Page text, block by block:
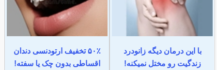
با این درمان دیگه زانودرد
زندگیت رو مختل نمیکنه!
۵۰٪ تخفیف ارتودنسی دندان
اقساطی بدون چک یا سفته!